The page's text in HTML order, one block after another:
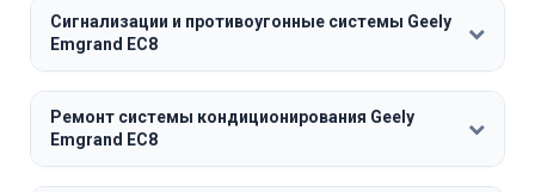
Сигнализации и противоугонные системы Geely
Emgrand EC8
Ремонт системы кондиционирования Geely
Emgrand EC8